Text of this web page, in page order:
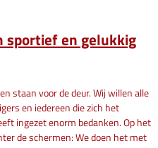
sportief en gelukkig
staan voor de deur. Wij willen alle
en iedereen die zich het
ingezet enorm bedanken. Op het
de schermen: We doen het met